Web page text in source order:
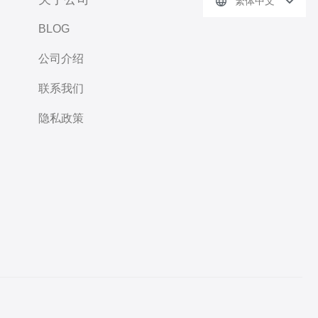
BLOG
公司介绍
联系我们
隐私政策